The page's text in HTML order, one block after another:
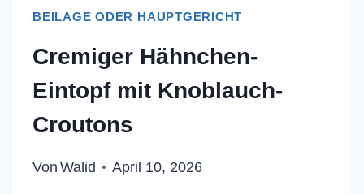
BEILAGE ODER HAUPTGERICHT
Cremiger Hähnchen-
Eintopf mit Knoblauch-
Croutons
Von Walid April 10, 2026